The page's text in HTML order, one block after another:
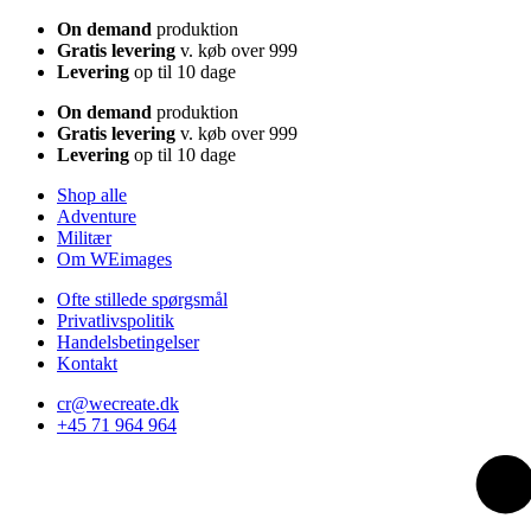
On demand produktion
Gratis levering v. køb over 999
Levering op til 10 dage
On demand produktion
Gratis levering v. køb over 999
Levering op til 10 dage
Shop alle
Adventure
Militær
Om WEimages
Ofte stillede spørgsmål
Privatlivspolitik
Handelsbetingelser
Kontakt
cr@wecreate.dk
+45 71 964 964